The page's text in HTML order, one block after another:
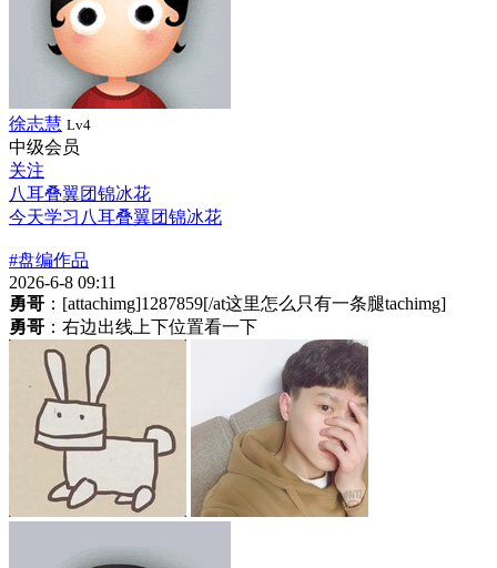
徐志慧 Lv4
中级会员
关注
八耳叠翼团锦冰花
今天学习八耳叠翼团锦冰花
#盘编作品
2026-6-8 09:11
勇哥 ：[attachimg]1287859[/at这里怎么只有一条腿tachimg]
勇哥 ：右边出线上下位置看一下